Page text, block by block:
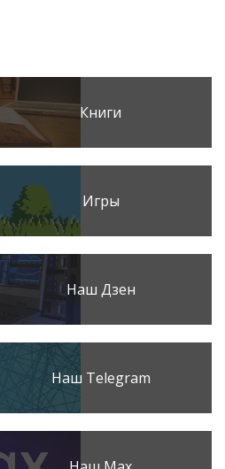
Книги
Игры
Наш Дзен
Наш Telegram